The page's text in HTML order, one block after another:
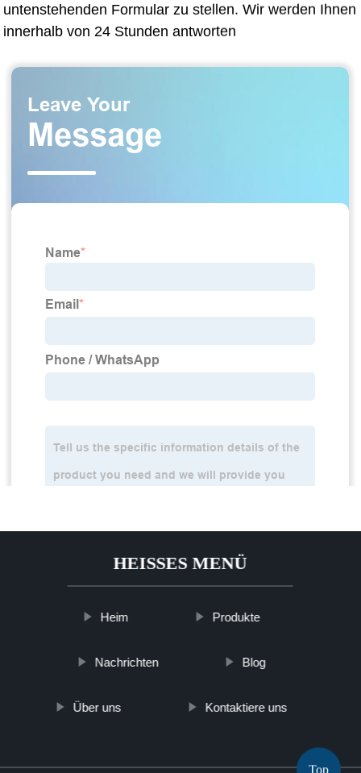
untenstehenden Formular zu stellen. Wir werden Ihnen
innerhalb von 24 Stunden antworten
HEISSES MENÜ
Heim Produkte
Nachrichten Blog
Über uns Kontaktiere uns